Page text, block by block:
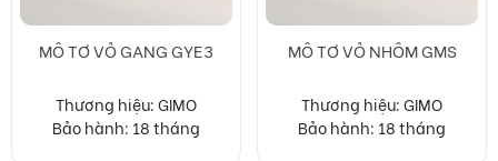
MÔ TƠ VỎ NHÔM GMS
Thương hiệu: GIMO
Bảo hành: 18 tháng
MOTOR GIẢM TỐC GIMO
Chính hãng-chất lượng cao
Bảo hành: 18 tháng